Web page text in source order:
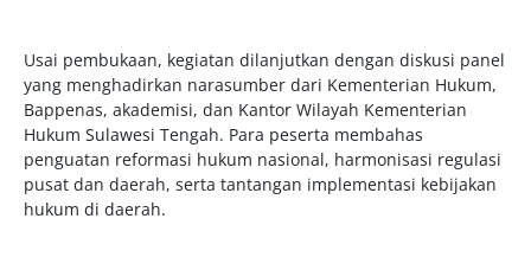
Usai pembukaan, kegiatan dilanjutkan dengan diskusi panel
yang menghadirkan narasumber dari Kementerian Hukum,
Bappenas, akademisi, dan Kantor Wilayah Kementerian
Hukum Sulawesi Tengah. Para peserta membahas
penguatan reformasi hukum nasional, harmonisasi regulasi
pusat dan daerah, serta tantangan implementasi kebijakan
hukum di daerah.